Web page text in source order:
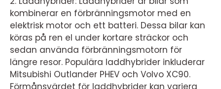
kombinerar en förbränningsmotor med en
elektrisk motor och ett batteri. Dessa bilar kan
köras på ren el under kortare sträckor och
sedan använda förbränningsmotorn för
längre resor. Populära laddhybrider inkluderar
Mitsubishi Outlander PHEV och Volvo XC90.